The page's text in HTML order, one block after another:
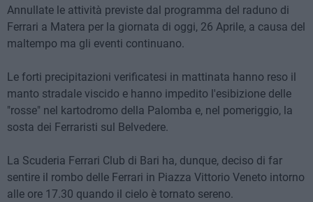
Annullate le attività previste dal programma del raduno di
Ferrari a Matera per la giornata di oggi, 26 Aprile, a causa del
maltempo ma gli eventi continuano.
Le forti precipitazioni verificatesi in mattinata hanno reso il
manto stradale viscido e hanno impedito l'esibizione delle
"rosse" nel kartodromo della Palomba e, nel pomeriggio, la
sosta dei Ferraristi sul Belvedere.
La Scuderia Ferrari Club di Bari ha, dunque, deciso di far
sentire il rombo delle Ferrari in Piazza Vittorio Veneto intorno
alle ore 17.30 quando il cielo è tornato sereno.